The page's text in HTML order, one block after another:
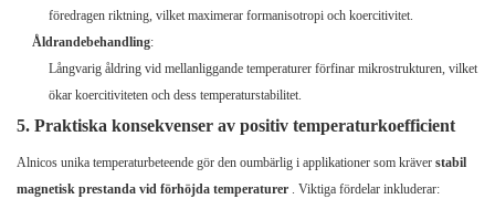
föredragen riktning, vilket maximerar formanisotropi och koercitivitet.
Åldrandebehandling:
Långvarig åldring vid mellanliggande temperaturer förfinar mikrostrukturen, vilket
ökar koercitiviteten och dess temperaturstabilitet.
5. Praktiska konsekvenser av positiv temperaturkoefficient
Alnicos unika temperaturbeteende gör den oumbärlig i applikationer som kräver stabil
magnetisk prestanda vid förhöjda temperaturer . Viktiga fördelar inkluderar: